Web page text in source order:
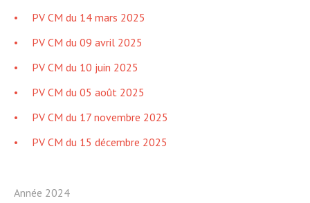
PV CM du 14 mars 2025
PV CM du 09 avril 2025
PV CM du 10 juin 2025
PV CM du 05 août 2025
PV CM du 17 novembre 2025
PV CM du 15 décembre 2025
Année 2024